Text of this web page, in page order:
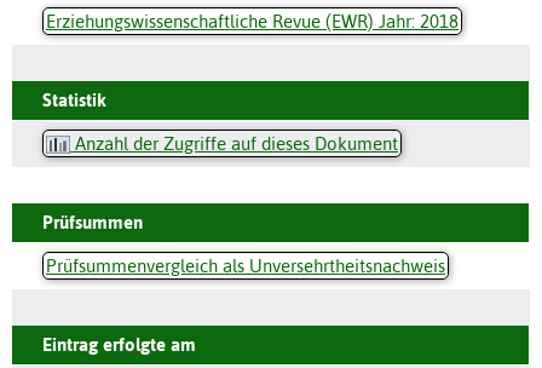
Erziehungswissenschaftliche Revue (EWR) Jahr: 2018
Statistik
Anzahl der Zugriffe auf dieses Dokument
Prüfsummen
Prüfsummenvergleich als Unversehrtheitsnachweis
Eintrag erfolgte am